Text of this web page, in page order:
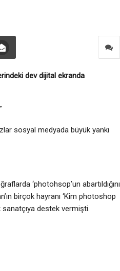
dev dijital ekranda
sosyal medyada büyük yankı
‘photohsop’un abartıldığını
birçok hayranı ‘Kim photoshop
sanatçıya destek vermişti.